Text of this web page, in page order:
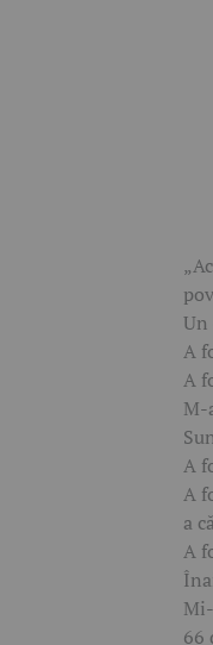
Un
A
A
M-
A
A
a
A
66